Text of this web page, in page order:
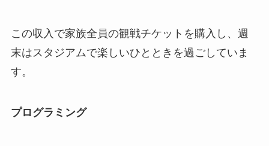
この収入で家族全員の観戦チケットを購入し、週
末はスタジアムで楽しいひとときを過ごしていま
す。
プログラミング